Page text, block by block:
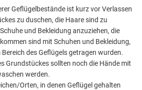
Geflügelbestände ist kurz vor Verlassen
zu duschen, die Haare sind zu
und Bekleidung anzuziehen, die
sind mit Schuhen und Bekleidung,
des Geflügels getragen wurden.
Grundstückes sollten noch die Hände mit
werden.
Orten, in denen Geflügel gehalten